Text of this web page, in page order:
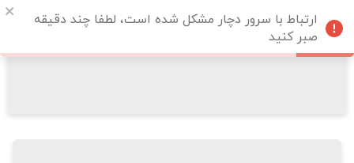
ارتباط با سرور دچار مشکل شده است، لطفا چند دقیقه
صبر کنید